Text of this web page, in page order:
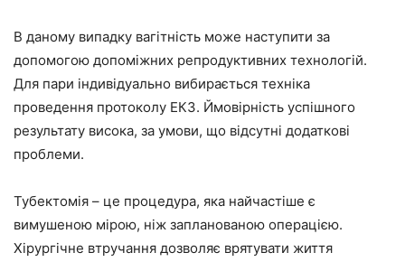
В даному випадку вагітність може наступити за
допомогою допоміжних репродуктивних технологій.
Для пари індивідуально вибирається техніка
проведення протоколу ЕКЗ. Ймовірність успішного
результату висока, за умови, що відсутні додаткові
проблеми.
Тубектомія – це процедура, яка найчастіше є
вимушеною мірою, ніж запланованою операцією.
Хірургічне втручання дозволяє врятувати життя